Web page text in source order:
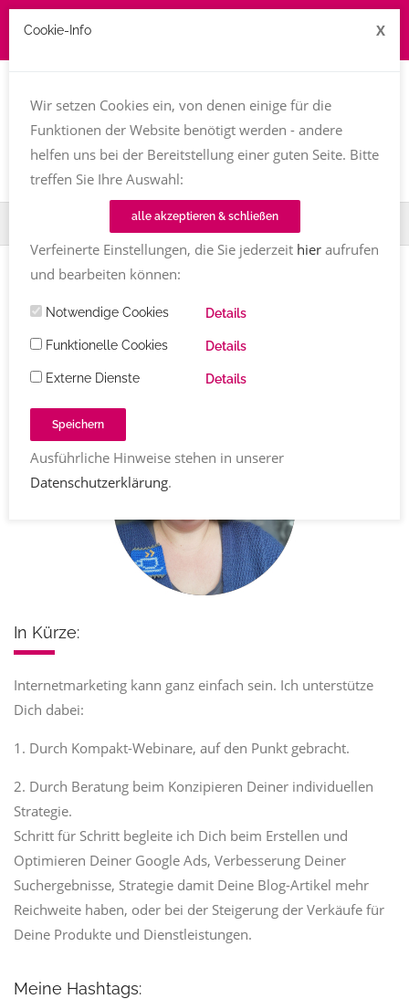
TT-Magazin Textinen Regina Kainz
Regina Kainz
Share
In Kürze:
Internetmarketing kann ganz einfach sein. Ich unterstütze
Dich dabei:
1. Durch Kompakt-Webinare, auf den Punkt gebracht.
2. Durch Beratung beim Konzipieren Deiner individuellen
Strategie.
Schritt für Schritt begleite ich Dich beim Erstellen und
Optimieren Deiner Google Ads, Verbesserung Deiner
Suchergebnisse, Strategie damit Deine Blog-Artikel mehr
Reichweite haben, oder bei der Steigerung der Verkäufe für
Deine Produkte und Dienstleistungen.
Meine Hashtags:
Cookie-Info X
Wir setzen Cookies ein, von denen einige für die
Funktionen der Website benötigt werden - andere
helfen uns bei der Bereitstellung einer guten Seite. Bitte
treffen Sie Ihre Auswahl:
alle akzeptieren & schließen
Verfeinerte Einstellungen, die Sie jederzeit hieraufrufen
und bearbeiten können:
Notwendige Cookies Details
Funktionelle Cookies Details
Externe Dienste Details
Speichern
Ausführliche Hinweise stehen in unserer
Datenschutzerklärung.